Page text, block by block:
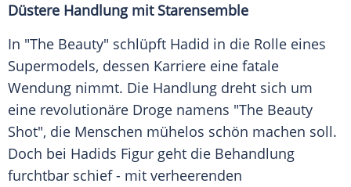
Düstere Handlung mit Starensemble
In "The Beauty" schlüpft Hadid in die Rolle eines
Supermodels, dessen Karriere eine fatale
Wendung nimmt. Die Handlung dreht sich um
eine revolutionäre Droge namens "The Beauty
Shot", die Menschen mühelos schön machen soll.
Doch bei Hadids Figur geht die Behandlung
furchtbar schief - mit verheerenden